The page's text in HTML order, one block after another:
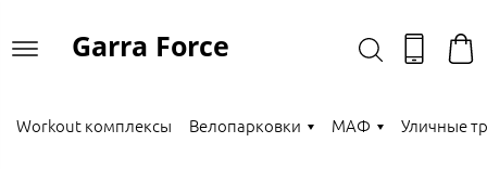
Garra Force
Workout комплексы Велопарковки МАФ Уличные